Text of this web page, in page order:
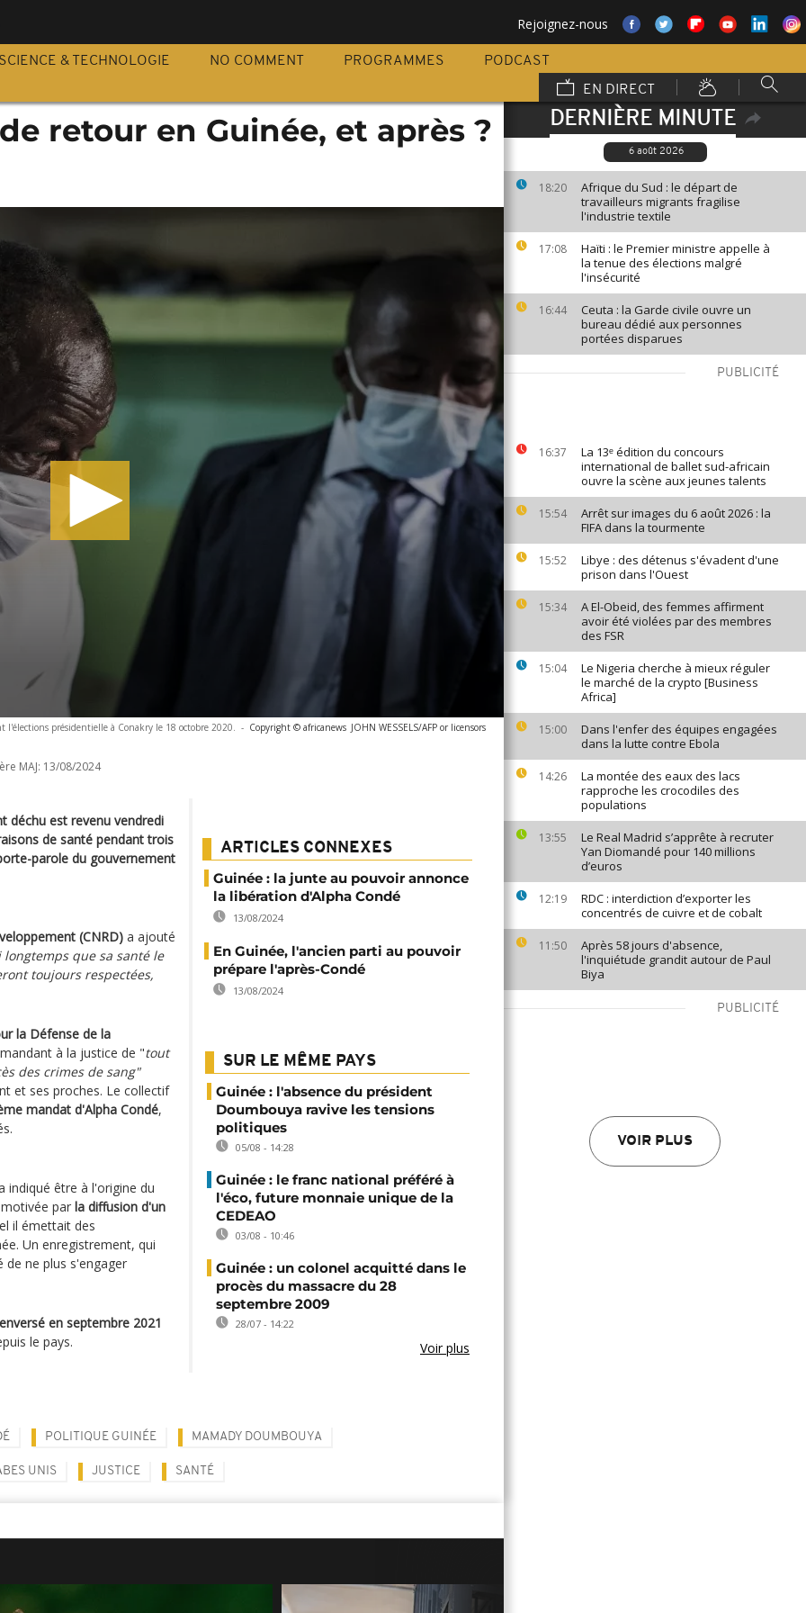
Rejoignez-nous
SCIENCE & TECHNOLOGIE NO COMMENT PROGRAMMES
PODCAST
EN DIRECT
DERNIÈRE MINUTE
6 août 2026
18:20
Afrique du Sud : le départ de
travailleurs migrants fragilise
l'industrie textile
17:08
Haïti : le Premier ministre appelle à
la tenue des élections malgré
l'insécurité
16:44
Ceuta : la Garde civile ouvre un
bureau dédié aux personnes
portées disparues
PUBLICITÉ
16:37
La 13ᵉ édition du concours
international de ballet sud-africain
ouvre la scène aux jeunes talents
15:54
Arrêt sur images du 6 août 2026 : la
FIFA dans la tourmente
15:52
Libye : des détenus s'évadent d'une
prison dans l'Ouest
15:34
A El-Obeid, des femmes affirment
avoir été violées par des membres
des FSR
15:04
Le Nigeria cherche à mieux réguler
le marché de la crypto [Business
Africa]
15:00
Dans l'enfer des équipes engagées
dans la lutte contre Ebola
14:26
La montée des eaux des lacs
rapproche les crocodiles des
populations
13:55
Le Real Madrid s’apprête à recruter
Yan Diomandé pour 140 millions
d’euros
12:19
RDC : interdiction d’exporter les
concentrés de cuivre et de cobalt
11:50
Après 58 jours d'absence,
l'inquiétude grandit autour de Paul
Biya
PUBLICITÉ
VOIR PLUS
retour en Guinée, et après ?
l'élections présidentielle à Conakry le 18 octobre 2020. - Copyright © africanews JOHN WESSELS/AFP or licensors
MAJ: 13/08/2024
déchu est revenu vendredi
de santé pendant trois
parole du gouvernement
(CNRD) a ajouté
que sa santé le
toujours respectées,
la Défense de la
à la justice de "tout
des crimes de sang"
et ses proches. Le collectif
mandat d'Alpha Condé,
indiqué être à l'origine du
par la diffusion d'un
il émettait des
Un enregistrement, qui
de ne plus s'engager
en septembre 2021
le pays.
ARTICLES CONNEXES
Guinée : la junte au pouvoir annonce
la libération d'Alpha Condé
13/08/2024
En Guinée, l'ancien parti au pouvoir
prépare l'après-Condé
13/08/2024
SUR LE MÊME PAYS
Guinée : l'absence du président
Doumbouya ravive les tensions
politiques
05/08 - 14:28
Guinée : le franc national préféré à
l'éco, future monnaie unique de la
CEDEAO
03/08 - 10:46
Guinée : un colonel acquitté dans le
procès du massacre du 28
septembre 2009
28/07 - 14:22
Voir plus
POLITIQUE GUINÉE MAMADY DOUMBOUYA
UNIS JUSTICE SANTÉ